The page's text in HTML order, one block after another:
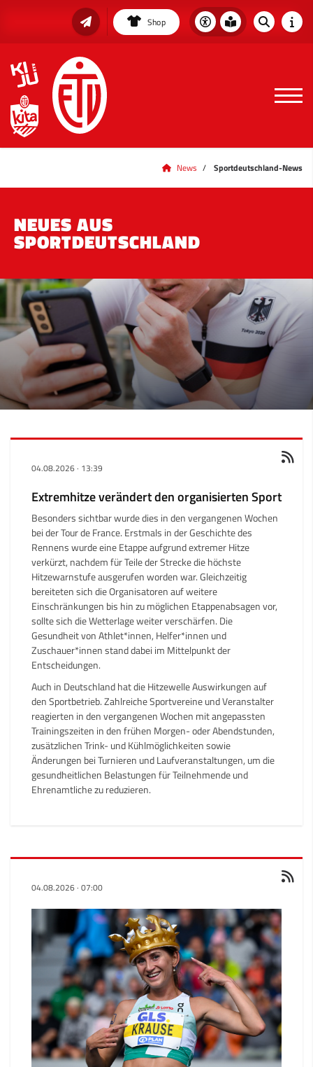
Shop
News Sportdeutschland-News
NEUES AUS
SPORTDEUTSCHLAND
04.08.2026· 13:39
Extremhitze verändert den organisierten Sport
Besonders sichtbar wurde dies in den vergangenen Wochen
bei der Tour de France. Erstmals in der Geschichte des
Rennens wurde eine Etappe aufgrund extremer Hitze
verkürzt, nachdem für Teile der Strecke die höchste
Hitzewarnstufe ausgerufen worden war. Gleichzeitig
bereiteten sich die Organisatoren auf weitere
Einschränkungen bis hin zu möglichen Etappenabsagen vor,
sollte sich die Wetterlage weiter verschärfen. Die
Gesundheit von Athlet*innen, Helfer*innen und
Zuschauer*innen stand dabei im Mittelpunkt der
Entscheidungen.
Auch in Deutschland hat die Hitzewelle Auswirkungen auf
den Sportbetrieb. Zahlreiche Sportvereine und Veranstalter
reagierten in den vergangenen Wochen mit angepassten
Trainingszeiten in den frühen Morgen- oder Abendstunden,
zusätzlichen Trink- und Kühlmöglichkeiten sowie
Änderungen bei Turnieren und Laufveranstaltungen, um die
gesundheitlichen Belastungen für Teilnehmende und
Ehrenamtliche zu reduzieren.
04.08.2026· 07:00